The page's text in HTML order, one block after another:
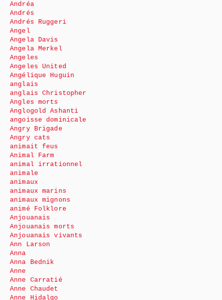
Andréa
Andrés
Andrés Ruggeri
Angel
Angela Davis
Angela Merkel
Angeles
Angeles United
Angélique Huguin
anglais
anglais Christopher
Angles morts
Anglogold Ashanti
angoisse dominicale
Angry Brigade
Angry cats
animait feus
Animal Farm
animal irrationnel
animale
animaux
animaux marins
animaux mignons
animé Folklore
Anjouanais
Anjouanais morts
Anjouanais vivants
Ann Larson
Anna
Anna Bednik
Anne
Anne Carratié
Anne Chaudet
Anne Hidalgo